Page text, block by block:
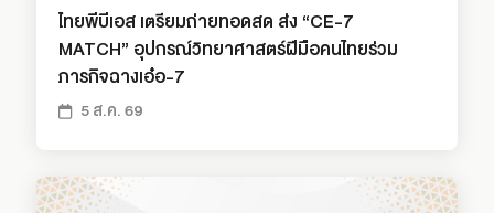
ไทยพีบีเอส เตรียมถ่ายทอดสด ส่ง “CE-7
MATCH” อุปกรณ์วิทยาศาสตร์ฝีมือคนไทยร่วม
ภารกิจฉางเอ๋อ-7
5 ส.ค. 69